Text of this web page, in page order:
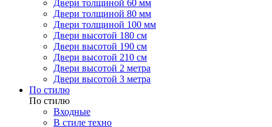
Двери толщиной 60 мм
Двери толщиной 80 мм
Двери толщиной 100 мм
Двери высотой 180 см
Двери высотой 190 см
Двери высотой 210 см
Двери высотой 2 метра
Двери высотой 3 метра
По стилю
По стилю
Входные
В стиле техно